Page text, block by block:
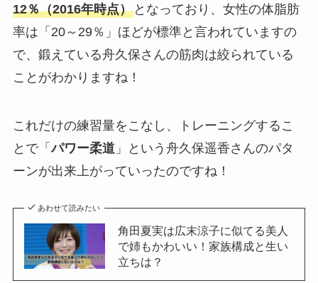
12％（2016年時点）となっており、女性の体脂肪
率は「20～29％」ほどが標準と言われていますの
で、鍛えている舟久保さんの筋肉は絞られている
ことがわかりますね！
これだけの練習量をこなし、トレーニングするこ
とで「パワー柔道」という舟久保遥香さんのパタ
ーンが出来上がっていったのですね！
あわせて読みたい
角田夏実は広末涼子に似てる美人
で姉もかわいい！家族構成と生い
立ちは？